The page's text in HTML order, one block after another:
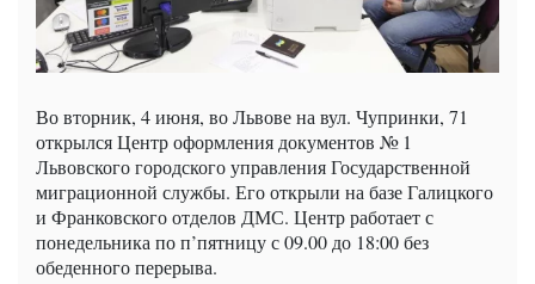
Во вторник, 4 июня, во Львове на вул. Чупринки, 71
открылся Центр оформления документов № 1
Львовского городского управления Государственной
миграционной службы. Его открыли на базе Галицкого
и Франковского отделов ДМС. Центр работает с
понедельника по п’пятницу с 09.00 до 18:00 без
обеденного перерыва.